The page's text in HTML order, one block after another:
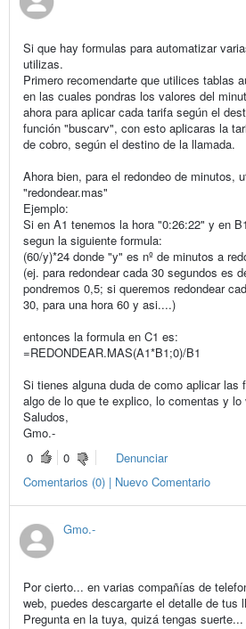
Si que hay formulas para automatizar
utilizas.
Primero recomendarte que utilices tablas
en las cuales pondras los valores del
ahora para aplicar cada tarifa según el
función "buscarv", con esto aplicaras la
de cobro, según el destino de la llamada.
Ahora bien, para el redondeo de minutos,
"redondear.mas"
Ejemplo:
Si en A1 tenemos la hora "0:26:22" y en
segun la siguiente formula:
(60/y)*24 donde "y" es nº de minutos a
(ej. para redondear cada 30 segundos es
pondremos 0,5; si queremos redondear
30, para una hora 60 y asi....)
entonces la formula en C1 es:
=REDONDEAR.MAS(A1*B1;0)/B1
Si tienes alguna duda de como aplicar las
algo de lo que te explico, lo comentas y lo
Saludos,
Gmo.-
0
0
Denunciar
Comentarios (0) | Nuevo Comentario
Gmo.-
Por cierto... en varias compañías de
web, puedes descargarte el detalle de tus
Pregunta en la tuya, quizá tengas suerte...